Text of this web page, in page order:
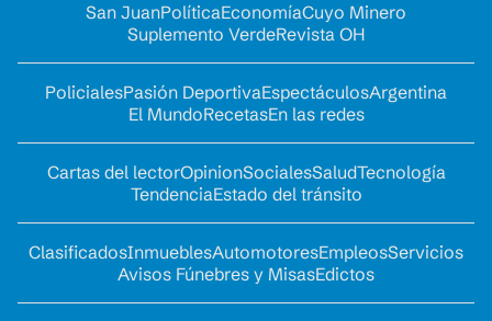
San JuanPolíticaEconomíaCuyo Minero
Suplemento VerdeRevista OH
PolicialesPasión DeportivaEspectáculosArgentina
El MundoRecetasEn las redes
Cartas del lectorOpinionSocialesSaludTecnología
TendenciaEstado del tránsito
ClasificadosInmueblesAutomotoresEmpleosServicios
Avisos Fúnebres y MisasEdictos